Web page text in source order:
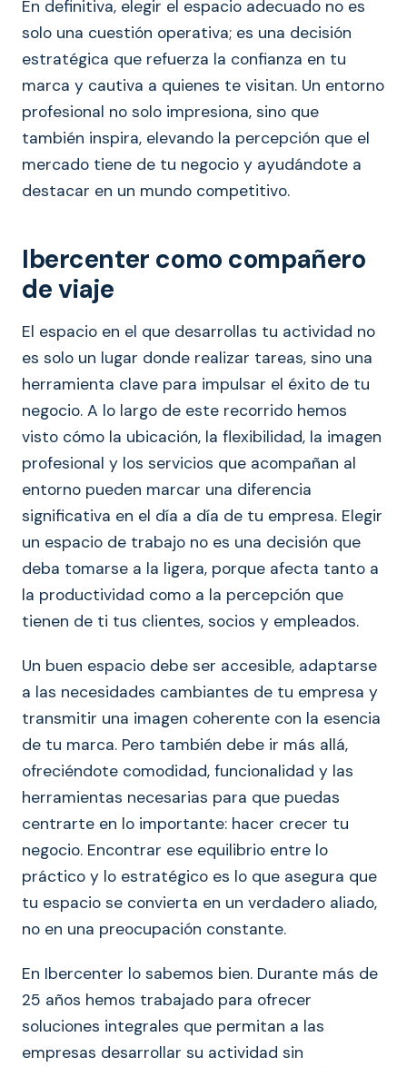
En definitiva, elegir el espacio adecuado no es
solo una cuestión operativa; es una decisión
estratégica que refuerza la confianza en tu
marca y cautiva a quienes te visitan. Un entorno
profesional no solo impresiona, sino que
también inspira, elevando la percepción que el
mercado tiene de tu negocio y ayudándote a
destacar en un mundo competitivo.
Ibercenter como compañero
de viaje
El espacio en el que desarrollas tu actividad no
es solo un lugar donde realizar tareas, sino una
herramienta clave para impulsar el éxito de tu
negocio. A lo largo de este recorrido hemos
visto cómo la ubicación, la flexibilidad, la imagen
profesional y los servicios que acompañan al
entorno pueden marcar una diferencia
significativa en el día a día de tu empresa. Elegir
un espacio de trabajo no es una decisión que
deba tomarse a la ligera, porque afecta tanto a
la productividad como a la percepción que
tienen de ti tus clientes, socios y empleados.
Un buen espacio debe ser accesible, adaptarse
a las necesidades cambiantes de tu empresa y
transmitir una imagen coherente con la esencia
de tu marca. Pero también debe ir más allá,
ofreciéndote comodidad, funcionalidad y las
herramientas necesarias para que puedas
centrarte en lo importante: hacer crecer tu
negocio. Encontrar ese equilibrio entre lo
práctico y lo estratégico es lo que asegura que
tu espacio se convierta en un verdadero aliado,
no en una preocupación constante.
En Ibercenter lo sabemos bien. Durante más de
25 años hemos trabajado para ofrecer
soluciones integrales que permitan a las
empresas desarrollar su actividad sin